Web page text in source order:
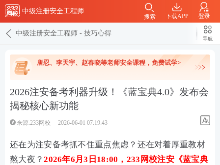
中级注册安全工程师
下载APP 登录
搜索
中级注册安全工程师 - 技巧心得
导航
唐忍、李天宇、赵春晓等老师安全课程，免费试学>
2026注安备考利器升级！《蓝宝典4.0》发布会
揭秘核心新功能
来源:233网校 2026-06-01 07:19:43
还在为注安备考抓不住重点焦虑？还在对着厚重教材
熬大夜？2026年6月3日18:00，233网校注安《蓝宝典